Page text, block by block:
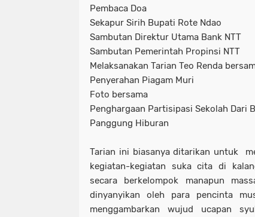
Pembaca Doa
Sekapur Sirih Bupati Rote Ndao
Sambutan Direktur Utama Bank NTT
Sambutan Pemerintah Propinsi NTT
Melaksanakan Tarian Teo Renda
Penyerahan Piagam Muri
Foto bersama
Penghargaan Partisipasi Sekolah Dari
Panggung Hiburan
Tarian ini biasanya ditarikan untuk
kegiatan-kegiatan suka cita di
secara berkelompok manapun
dinyanyikan oleh para pencinta
menggambarkan wujud ucapan